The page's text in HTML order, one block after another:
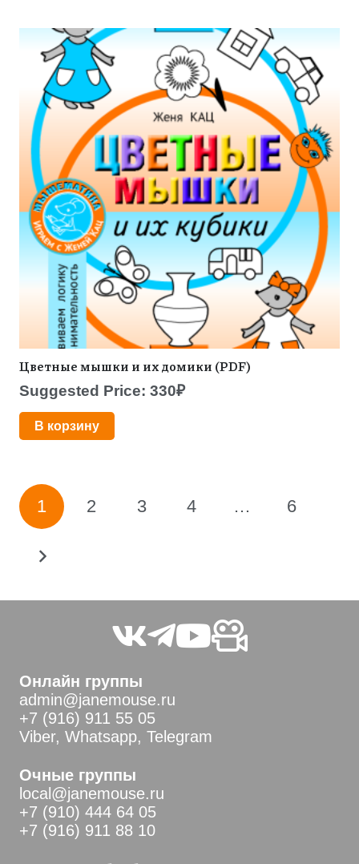
Цветные мышки и их домики (PDF)
Suggested Price: 330₽
В корзину
Пагинация
записей
1 2 3 4 … 6
Онлайн группы
admin@janemouse.ru
+7 (916) 911 55 05
Viber, Whatsapp, Telegram
Очные группы
local@janemouse.ru
+7 (910) 444 64 05
+7 (916) 911 88 10